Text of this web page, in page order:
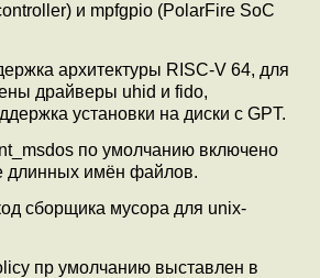
и mpfgpio (PolarFire SoC
архитектуры RISC-V 64, для
драйверы uhid и fido,
установки на диски с GPT.
по умолчанию включено
длинных имён файлов.
сборщика мусора для unix-
пр умолчанию выставлен в